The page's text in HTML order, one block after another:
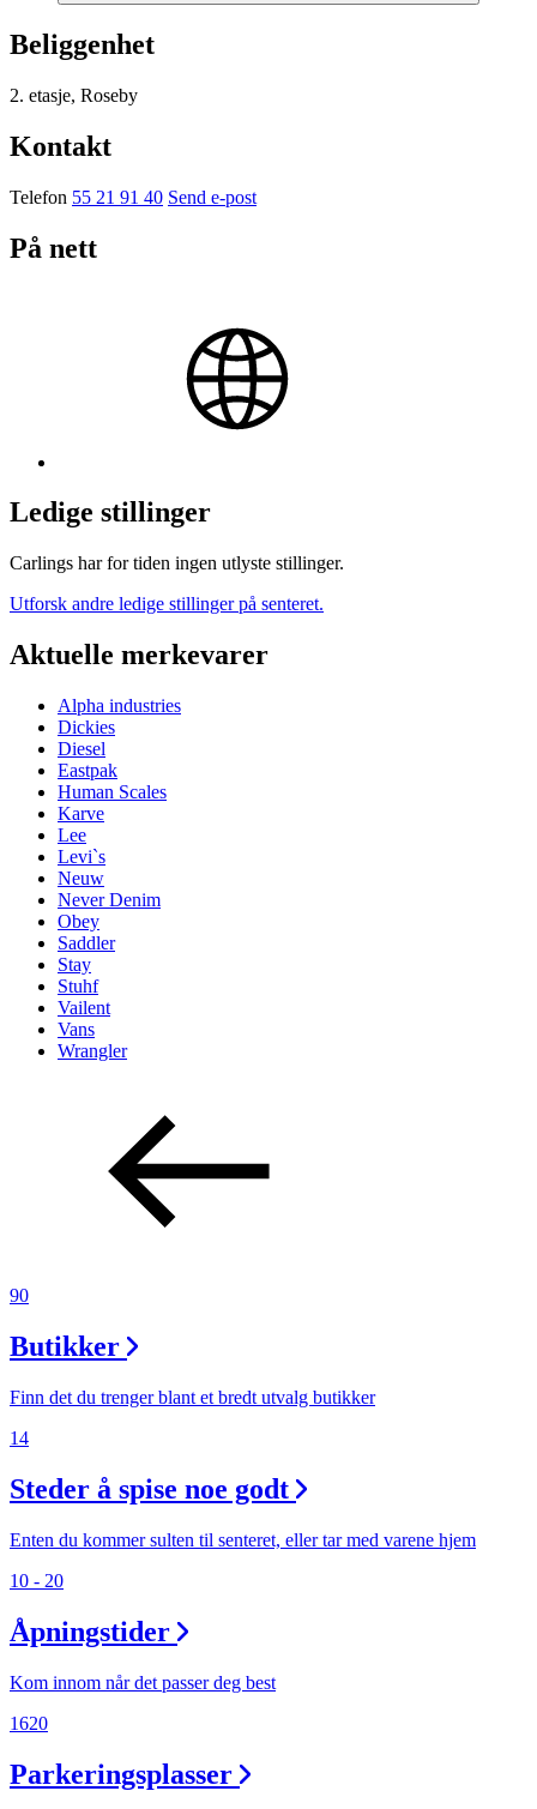
Beliggenhet
2. etasje, Roseby
Kontakt
Telefon 55 21 91 40 Send e-post
På nett
Ledige stillinger
Carlings har for tiden ingen utlyste stillinger.
Utforsk andre ledige stillinger på senteret.
Aktuelle merkevarer
Alpha industries
Dickies
Diesel
Eastpak
Human Scales
Karve
Lee
Levi`s
Neuw
Never Denim
Obey
Saddler
Stay
Stuhf
Vailent
Vans
Wrangler
90
Butikker
Finn det du trenger blant et bredt utvalg butikker
14
Steder å spise noe godt
Enten du kommer sulten til senteret, eller tar med varene hjem
10 - 20
Åpningstider
Kom innom når det passer deg best
1620
Parkeringsplasser